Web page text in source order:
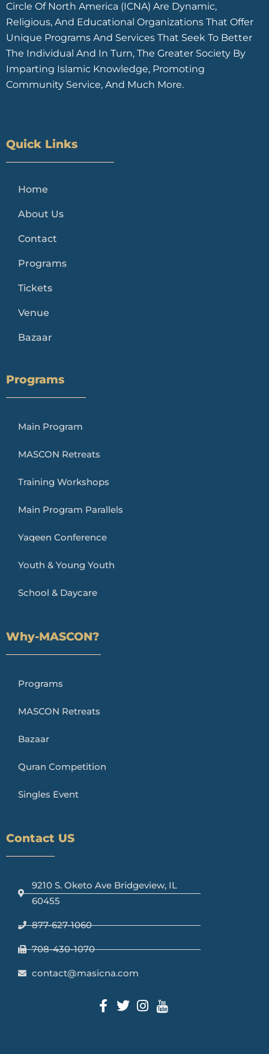
Circle Of North America (ICNA) Are Dynamic,
Religious, And Educational Organizations That Offer
Unique Programs And Services That Seek To Better
The Individual And In Turn, The Greater Society By
Imparting Islamic Knowledge, Promoting
Community Service, And Much More.
Quick Links
Home
About Us
Contact
Programs
Tickets
Venue
Bazaar
Programs
Main Program
MASCON Retreats
Training Workshops
Main Program Parallels
Yaqeen Conference
Youth & Young Youth
School & Daycare
Why-MASCON?
Programs
MASCON Retreats
Bazaar
Quran Competition
Singles Event
Contact US
9210 S. Oketo Ave Bridgeview, IL
60455
877-627-1060
708-430-1070
contact@masicna.com